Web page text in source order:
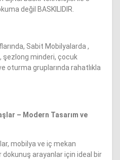
değil BASKILIDIR.
Sabit Mobilyalarda ,
şezlong minderi, çocuk
oturma gruplarında rahatlıkla
– Modern Tasarım ve
mobilya ve iç mekan
arayanlar için ideal bir